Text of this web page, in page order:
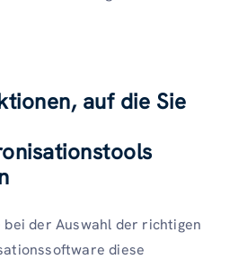
auf die Sie
der Auswahl der richtigen
diese